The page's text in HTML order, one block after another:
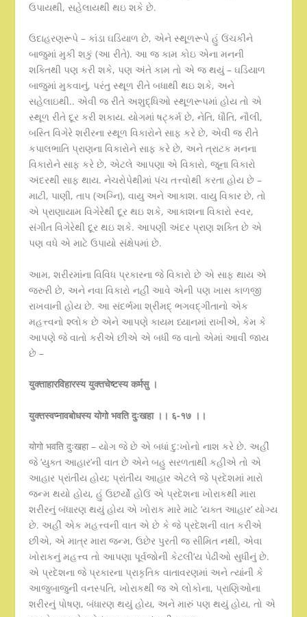
ઉપાયથી, સહેલાયથી થઇ શકે છે.
ઉદાહરણરૂપે – કાંડા ઘડિયાળ છે, એને સ્થૂળરૂપે હું ઉંચકીને
બાજુમાં મુકી શકું (આ રીતે). આ જ કામ કોઇ એના મનની
શક્તિથી પણ કરી શકે, પણ અંતે કામ તો એ જ થયું – ઘડિયાળ
બાજુમાં મુકવાનું, પરંતુ સ્થૂળ રીતે બધાથી થઇ શકે, અને
સહેલાઇથી.. એવી જ રીતે અશુદ્ધિઓ સ્થૂળરૂપમાં હોય તો એ
સ્થૂળ રીતે દૂર કરી શકાય. યોગમાં ષટ્કર્મ છે, નેતિ, ધૌતિ, નૌલી,
બસ્તિ વિગેરે શરીરના સ્થૂળ વિકારોને સાફ કરે છે, એવી જ રીતે
કપાલભાતિ પ્રાણના વિકારોને સાફ કરે છે, અને ત્રાટક મનના
વિકારોને સાફ કરે છે, એટલે આપણા એ વિકારો, જૂના વિકારો
અંદરથી સાફ થાય. નેચરોપેથીમાં પંચ તત્ત્વોથી કરતા હોય છે –
માટી, પાણી, તાપ (અગ્નિ), વાયુ અને આકાશ. વાયુ વિકાર છે, તો
એ પ્રાણાયામ વિગેરેથી દૂર થઇ શકે, આકાશના વિકારો સ્વર,
સંગીત વિગેરેથી દૂર થઇ શકે. આપણી અંદર પ્રાણ શક્તિ છે એ
પણ વધે એ માટે ઉપાયો સંક્ષેપમાં છે.
આમ, શરીરમાંના વિવિધ પ્રકારના જે વિકારો છે એ સાફ થાય એ
જરુરી છે, અને નવા વિકારો નહીં આવે એની પણ ખાસ કાળજી
રાખવાની હોય છે. આ સંદર્ભમા શ્રીમદ્ ભગવદ્ગીતાનો એક
મહત્ત્વનો શ્લોક છે એને આપણે કાયમ ધ્યાનમાં રાખીએ, કેમ કે
આપણે જે વાતો કરીએ છીએ એ બધી જ વાતો એમાં આવી જાય
છે –
युक्ताहारविहारस्य युक्तचेष्टस्य कर्मसु ।
युक्तस्वप्नावबोधस्य योगो भवतिदुःखहा ।। ६-१७ ।।
योगो भवति दुःखहा – યોગ જે છે એ બધાં દુ:ખોનો નાશ કરે છે. અહીં
જે ‘યુક્ત આહાર’ની વાત છે એને બહુ સરળતાથી કહીએ તો એ
આહાર પ્રાંતીય હોય; પ્રાંતીય આહાર એટલે જે પ્રદેશમાં મારો
જન્મ થયો હોય, હું ઉછર્યો હોઉં એ પ્રદેશના ખોરાકથી મારા
શરીરનું બંધારણ થયું હોય એ ખોરાક મારે માટે ‘યક્ત આહાર’ યોગ્ય
છે. અહીં એક મહત્ત્વની વાત એ છે કે જે પ્રદેશની વાત કરીએ
છીએ, એ માત્ર મારા જન્મ, ઉછેર પુરતી જ સીમિત નથી, એવા
ખોરાકનું મહત્ત્વ તો આપણા પૂર્વજોની કેટલી’ય પેઢીઓ સુધીનું છે.
એ પ્રદેશના જે પ્રકારના પ્રાકૃતિક વાતાવરણમાં અને ત્યાંની કે
આજુબાજુની વનસ્પતિ, ખોરાકથી જ એ લોકોના, પ્રાણિઓના
શરીરનું પોષણ, બંધારણ થયું હોય, અને મારું પણ થયું હોય, તો એ